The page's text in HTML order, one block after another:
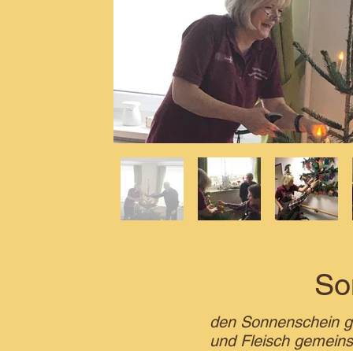
den Sonnenschein
und Fleisch